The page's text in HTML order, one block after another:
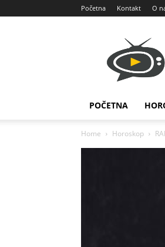
Početna Kontakt O
POČETNA
Home Horoskop